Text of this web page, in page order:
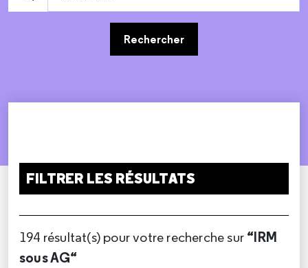
Rechercher
FILTRER LES RÉSULTATS
194 résultat(s) pour votre recherche sur “IRM
sous AG“